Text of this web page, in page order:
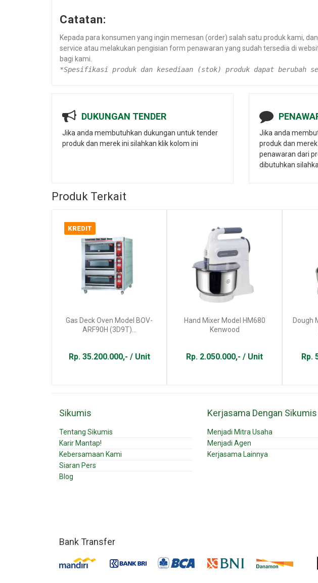
Catatan:
Kepada para konsumen yang ingin memesan (order) salah satu produk kami,
service atau melakukan pengisian form penawaran yang sudah tersedia di
bagi kami.
*Spesifikasi produk dan kesediaan (stok) produk dapat berubah
DUKUNGAN TENDER
Jika anda membutuhkan dukungan untuk tender
produk dan merek ini silahkan klik kolom ini
Jika anda
produk dan
penawaran dari
dibutuhkan
Produk Terkait
KREDIT
Gas Deck Oven Model BOV-
ARF90H (3D9T)...
Rp. 35.200.000,- / Unit
Hand Mixer Model HM680
Kenwood
Rp. 2.050.000,- / Unit
Dough
Rp.
Sikumis
Tentang Sikumis
Karir Mantap!
Kebersamaan Kami
Siaran Pers
Blog
Kerjasama Dengan Sikumis
Menjadi Mitra Usaha
Menjadi Agen
Kerjasama Lainnya
Bank Transfer